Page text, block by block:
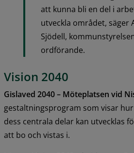
att kunna bli en del i
utveckla området, säger
Sjödell,
ordförande.
Vision 2040
Gislaved 2040 – Möteplatsen vid
gestaltningsprogram som visar
dess centrala delar kan utvecklas
att bo och vistas i.